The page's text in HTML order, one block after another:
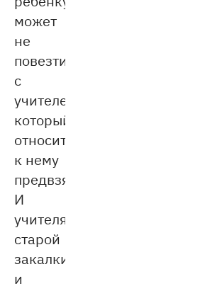
может
не
повезти
с
учителем,
который
относится
к нему
предвзято.
И
учителя
старой
закалки,
и